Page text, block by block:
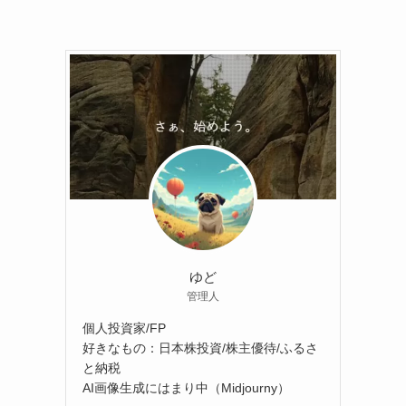
ゆど
管理人
個人投資家/FP
好きなもの：日本株投資/株主優待/ふるさ
と納税
AI画像生成にはまり中（Midjourny）